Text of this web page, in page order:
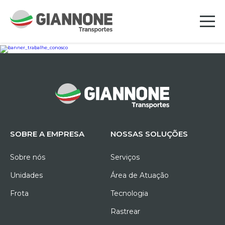
SOBRE A EMPRESA
Sobre nós
Unidades
Frota
NOSSAS SOLUÇÕES
Serviços
Área de Atuação
Tecnologia
Rastrear